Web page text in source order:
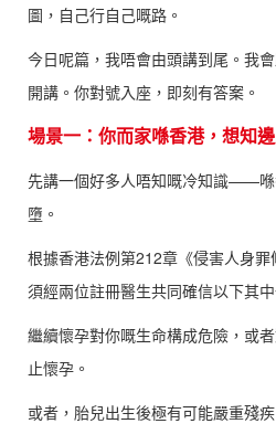
圖，自己行自己嘅路。
今日呢篇，我唔會由頭講到尾。我
開講。你對號入座，即刻有答案。
場景一：你而家喺香港，想知
先講一個好多人唔知嘅冷知識——
墮。
根據香港法例第212章《侵害人身
須經兩位註冊醫生共同確信以下其中
繼續懷孕對你嘅生命構成危險，或
止懷孕。
或者，胎兒出生後極有可能嚴重殘疾